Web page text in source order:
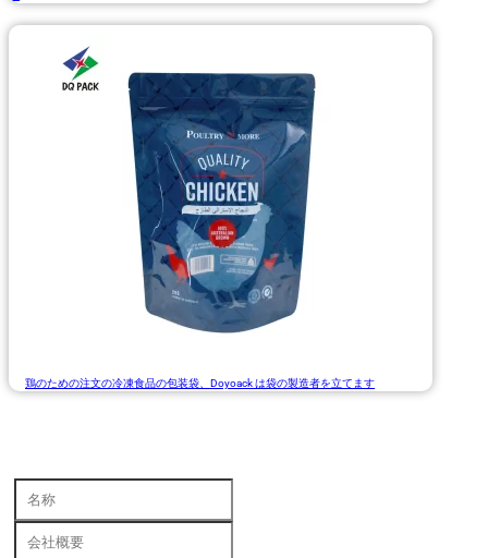
鶏のための注文の冷凍食品の包装袋、Doyoack は袋の製造者を立てます